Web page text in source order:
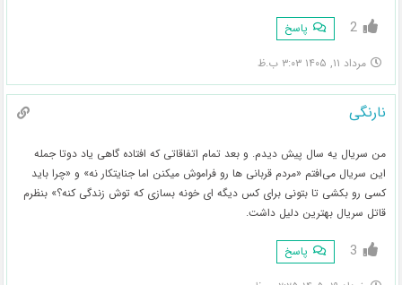
2 پاسخ
مرداد ۱۱, ۱۴۰۵ ۳:۰۳ ب.ظ
نارنگی
من سریال یه سال پیش دیدم. و بعد تمام اتفاقاتی که افتاده گاهی یاد دوتا جمله
این سریال می‌افتم «مردم قربانی ها رو فراموش میکنن اما جنایتکار نه» و «چرا باید
کسی رو بکشی تا بتونی برای کس دیگه ای خونه بسازی که توش زندگی کنه؟» بنظرم
قاتل سریال بهترین دلیل داشت.
3 پاسخ